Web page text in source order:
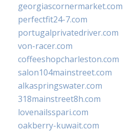
georgiascornermarket.com
perfectfit24-7.com
portugalprivatedriver.com
von-racer.com
coffeeshopcharleston.com
salon104mainstreet.com
alkaspringswater.com
318mainstreet8h.com
lovenailsspari.com
oakberry-kuwait.com